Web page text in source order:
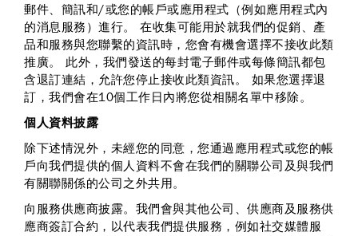
郵件、簡訊和/或您的帳戶或應用程式（例如應用程式內
的消息服務）進行。 在收集可能用於就我們的促銷、產
品和服務與您聯繫的資訊時，您會有機會選擇不接收此類
推廣。 此外，我們發送的每封電子郵件或每條簡訊都包
含退訂連結，允許您停止接收此類資訊。 如果您選擇退
訂，我們會在10個工作日內將您從相關名單中移除。
個人資料披露
除下述情況外，未經您的同意，您通過應用程式或您的帳
戶向我們提供的個人資料不會在我們的關聯公司及與我們
有關聯關係的公司之外共用。
向服務供應商披露。 我們會與其他公司、供應商及服務供
應商簽訂合約，以代表我們提供服務，例如社交媒體服